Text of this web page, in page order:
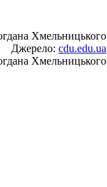
Хмельницького
Джерело: cdu.edu.ua
Хмельницького